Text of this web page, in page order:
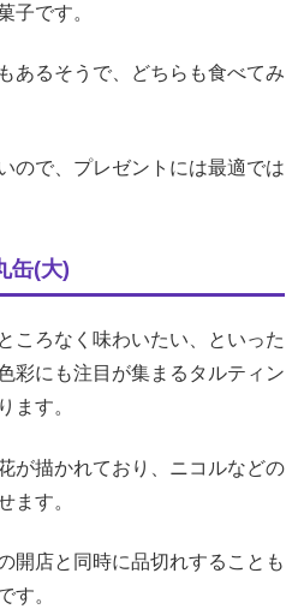
子です。
あるそうで、どちらも食べてみ
ので、プレゼントには最適では
缶(大)
ころなく味わいたい、といった
彩にも注目が集まるタルティン
ます。
が描かれており、ニコルなどの
ます。
開店と同時に品切れすることも
す。